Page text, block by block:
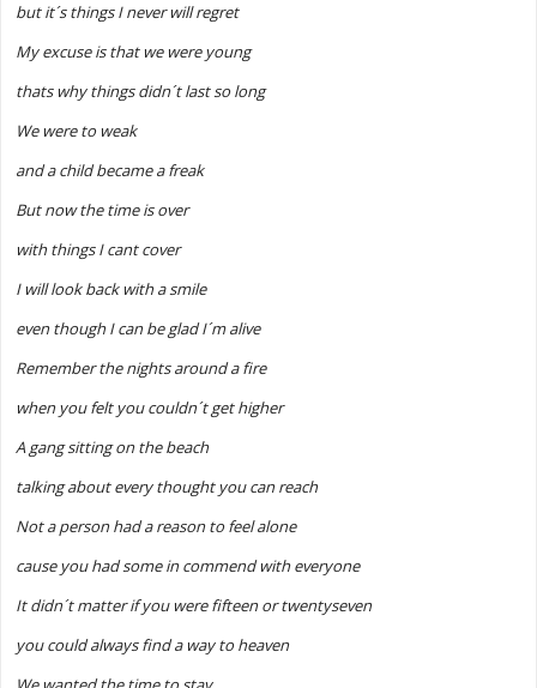
but it´s things I never will regret
My excuse is that we were young
thats why things didn´t last so long
We were to weak
and a child became a freak
But now the time is over
with things I cant cover
I will look back with a smile
even though I can be glad I´m alive
Remember the nights around a fire
when you felt you couldn´t get higher
A gang sitting on the beach
talking about every thought you can reach
Not a person had a reason to feel alone
cause you had some in commend with everyone
It didn´t matter if you were fifteen or twentyseven
you could always find a way to heaven